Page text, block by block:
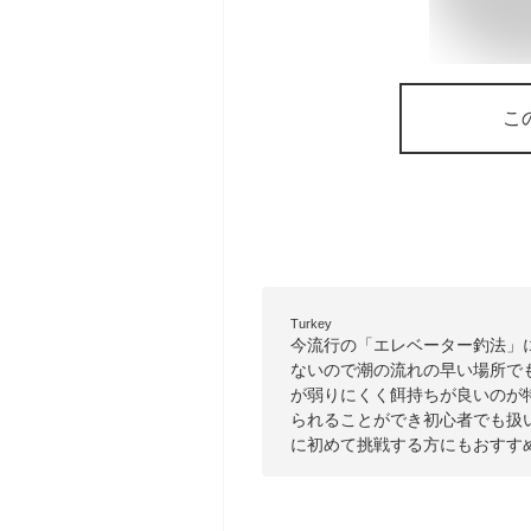
こ
Turkey
今流行の「エレベーター釣法
ないので潮の流れの早い場所
が弱りにくく餌持ちが良いの
られることができ初心者でも
に初めて挑戦する方にもおすす